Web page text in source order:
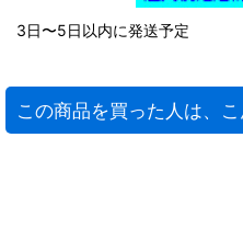
3日〜5日以内に発送予定
この商品を買った人は、